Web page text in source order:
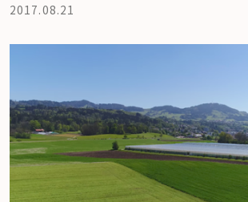
2017.08.21